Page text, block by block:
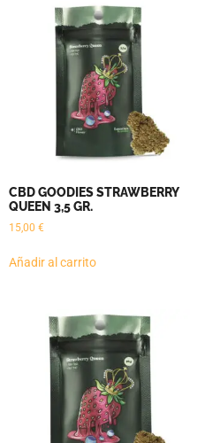
CBD GOODIES STRAWBERRY
QUEEN 3,5 GR.
15,00 €
Añadir al carrito